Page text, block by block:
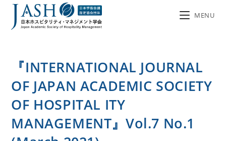
MENU
『INTERNATIONAL JOURNAL
OF JAPAN ACADEMIC SOCIETY
OF HOSPITAL ITY
MANAGEMENT』Vol.7 No.1